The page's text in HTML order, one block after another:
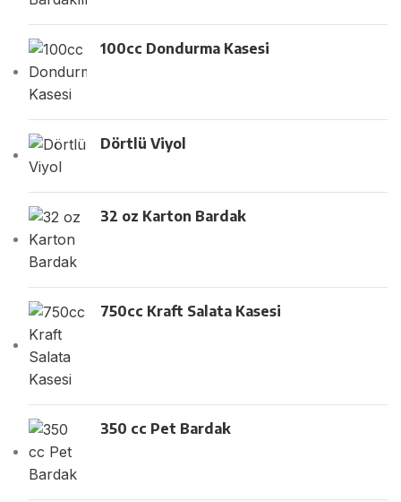
100cc Dondurma Kasesi
Dörtlü Viyol
32 oz Karton Bardak
750cc Kraft Salata Kasesi
350 cc Pet Bardak